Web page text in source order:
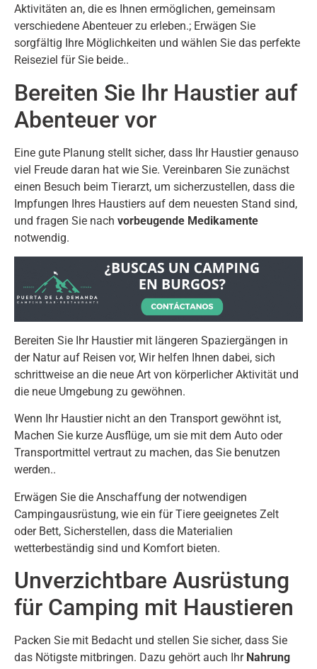
Aktivitäten an, die es Ihnen ermöglichen, gemeinsam
verschiedene Abenteuer zu erleben.; Erwägen Sie
sorgfältig Ihre Möglichkeiten und wählen Sie das perfekte
Reiseziel für Sie beide..
Bereiten Sie Ihr Haustier auf
Abenteuer vor
Eine gute Planung stellt sicher, dass Ihr Haustier genauso
viel Freude daran hat wie Sie. Vereinbaren Sie zunächst
einen Besuch beim Tierarzt, um sicherzustellen, dass die
Impfungen Ihres Haustiers auf dem neuesten Stand sind,
und fragen Sie nach vorbeugende Medikamente
notwendig.
Bereiten Sie Ihr Haustier mit längeren Spaziergängen in
der Natur auf Reisen vor, Wir helfen Ihnen dabei, sich
schrittweise an die neue Art von körperlicher Aktivität und
die neue Umgebung zu gewöhnen.
Wenn Ihr Haustier nicht an den Transport gewöhnt ist,
Machen Sie kurze Ausflüge, um sie mit dem Auto oder
Transportmittel vertraut zu machen, das Sie benutzen
werden..
Erwägen Sie die Anschaffung der notwendigen
Campingausrüstung, wie ein für Tiere geeignetes Zelt
oder Bett, Sicherstellen, dass die Materialien
wetterbeständig sind und Komfort bieten.
Unverzichtbare Ausrüstung
für Camping mit Haustieren
Packen Sie mit Bedacht und stellen Sie sicher, dass Sie
das Nötigste mitbringen. Dazu gehört auch Ihr Nahrung